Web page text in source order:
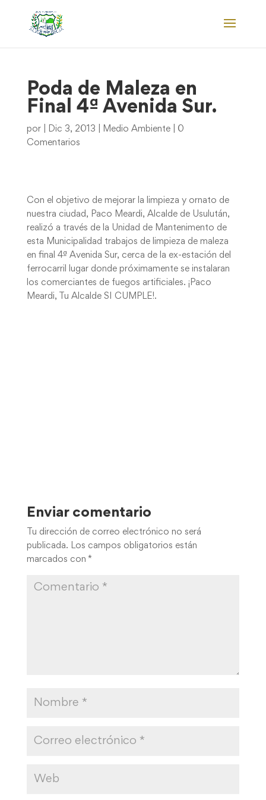
Poda de Maleza en
Final 4ª Avenida Sur.
por Dic 3, 2013 Medio Ambiente| 0
Comentarios
Con el objetivo de mejorar la limpieza y ornato de
nuestra ciudad, Paco Meardi, Alcalde de Usulután,
realizó a través de la Unidad de Mantenimento de
esta Municipalidad trabajos de limpieza de maleza
en final 4ª Avenida Sur, cerca de la ex-estación del
ferrocarril lugar donde próximamente se instalaran
los comerciantes de fuegos artificiales. ¡Paco
Meardi, Tu Alcalde SI CUMPLE!.
Enviar comentario
Tu dirección de correo electrónico no será
publicada. Los campos obligatorios están
marcados con *